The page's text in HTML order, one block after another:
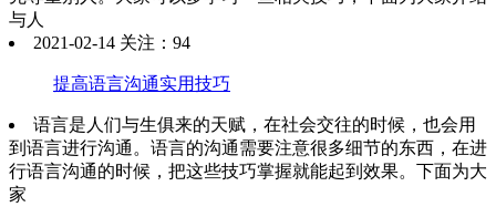
与人
2021-02-14 关注：94
提高语言沟通实用技巧
语言是人们与生俱来的天赋，在社会交往的时候，也会用
到语言进行沟通。语言的沟通需要注意很多细节的东西，在进
行语言沟通的时候，把这些技巧掌握就能起到效果。下面为大
家